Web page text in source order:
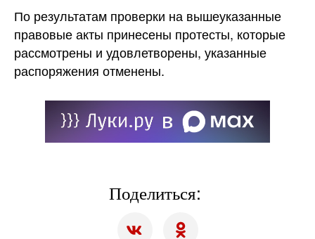
По результатам проверки на вышеуказанные
правовые акты принесены протесты, которые
рассмотрены и удовлетворены, указанные
распоряжения отменены.
Поделиться: